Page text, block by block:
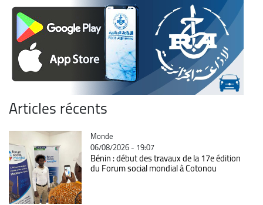
Articles récents
Catégorie
Monde
06/08/2026 - 19:07
Bénin : début des travaux de la 17e édition
du Forum social mondial à Cotonou